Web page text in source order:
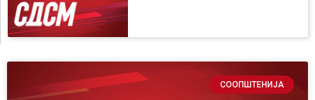
СООПШТЕНИЈА